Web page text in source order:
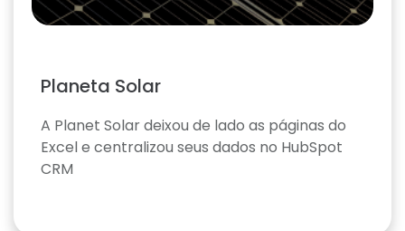
Planeta Solar
A Planet Solar deixou de lado as páginas do
Excel e centralizou seus dados no HubSpot
CRM